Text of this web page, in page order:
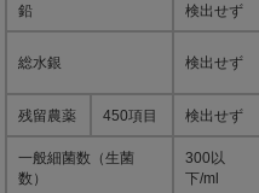
鉛 検出せず
総水銀 検出せず
残留農薬 450項目 検出せず
一般細菌数（生菌
数）
300以
下/ml